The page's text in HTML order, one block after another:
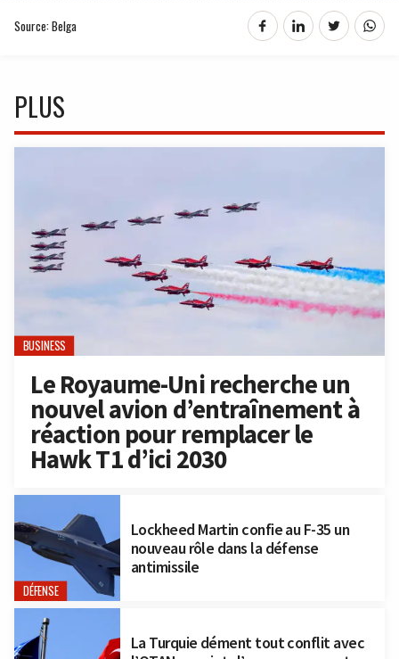
Source: Belga
PLUS
BUSINESS
Le Royaume-Uni recherche un
nouvel avion d’entraînement à
réaction pour remplacer le
Hawk T1 d’ici 2030
DÉFENSE
Lockheed Martin confie au F-35 un
nouveau rôle dans la défense
antimissile
La Turquie dément tout conflit avec